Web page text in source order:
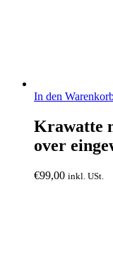
In den
Krawatte
over
€99,00 inkl. USt.